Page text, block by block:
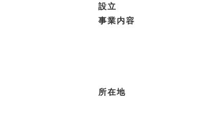
設立
事業内容
所在地